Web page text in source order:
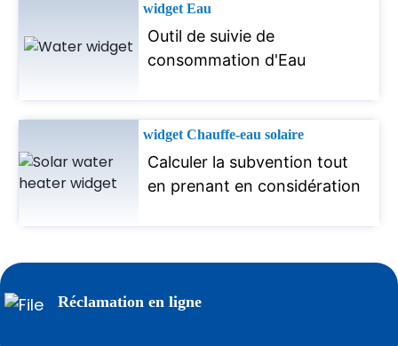
widget Eau
Outil de suivie de
consommation d'Eau
widget Chauffe-eau solaire
Calculer la subvention tout
en prenant en considération
Réclamation en ligne